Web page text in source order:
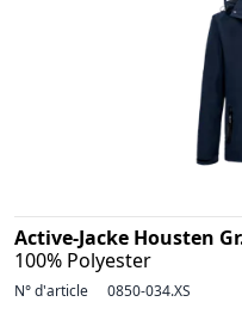
Active-Jacke Housten
100% Polyester
N° d'article 0850-034.XS